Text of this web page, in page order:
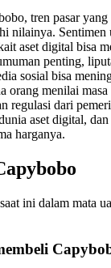
tren pasar
nilainya. Sentimen
aset digital bisa
penting,
sosial bisa
orang menilai
regulasi dari
aset digital,
harganya.
ini dalam mata